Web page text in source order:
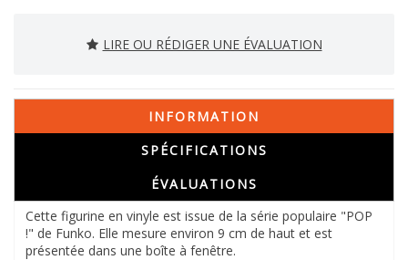
LIRE OU RÉDIGER UNE ÉVALUATION
INFORMATION
SPÉCIFICATIONS
ÉVALUATIONS
Cette figurine en vinyle est issue de la série populaire "POP
!" de Funko. Elle mesure environ 9 cm de haut et est
présentée dans une boîte à fenêtre.